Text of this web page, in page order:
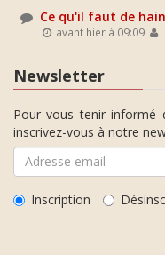
Ce qu'il faut de
avant hier à 09:09
Newsletter
Pour vous tenir informé
inscrivez-vous à notre
Inscription